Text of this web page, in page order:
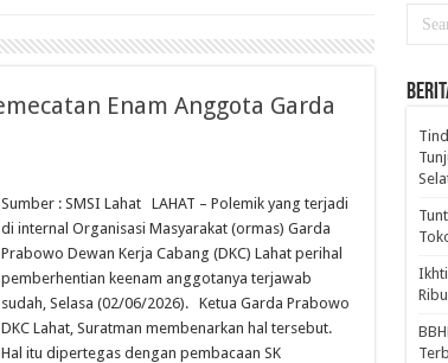
Enam Anggota Garda
Sumber : SMSI Lahat LAHAT – Polemik yang terjadi
di internal Organisasi Masyarakat (ormas) Garda
Prabowo Dewan Kerja Cabang (DKC) Lahat perihal
pemberhentian keenam anggotanya terjawab
sudah, Selasa (02/06/2026). Ketua Garda Prabowo
DKC Lahat, Suratman membenarkan hal tersebut.
Hal itu dipertegas dengan pembacaan SK